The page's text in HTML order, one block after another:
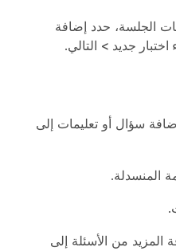
الجلسة، حدد إضافة
اختبار جديد > التالي.
سؤال أو تعليمات إلى
المنسدلة.
المزيد من الأسئلة إلى